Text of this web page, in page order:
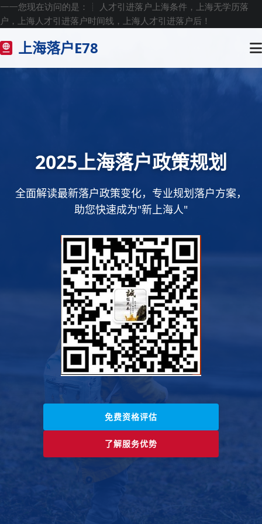
——您现在访问的是：
┊ 人才引进落户上海条件，上海无学历落
户，上海人才引进落户时间线，上海人才引进落户后！